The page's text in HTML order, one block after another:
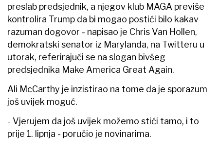
preslab predsjednik, a njegov klub MAGA previše
kontrolira Trump da bi mogao postići bilo kakav
razuman dogovor - napisao je Chris Van Hollen,
demokratski senator iz Marylanda, na Twitteru u
utorak, referirajući se na slogan bivšeg
predsjednika Make America Great Again.
Ali McCarthy je inzistirao na tome da je sporazum
još uvijek moguć.
- Vjerujem da još uvijek možemo stići tamo, i to
prije 1. lipnja - poručio je novinarima.